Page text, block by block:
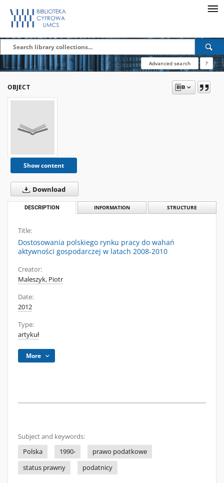
Advanced search ?
OBJECT
Show content
Download
DESCRIPTION INFORMATION STRUCTURE
Title:
Dostosowania polskiego rynku pracy do wahań
aktywności gospodarczej w latach 2008-2010
Creator:
Maleszyk, Piotr
Date:
2012
Type:
artykuł
More
Subject and keywords:
Polska
1990-
prawo podatkowe
status prawny
podatnicy